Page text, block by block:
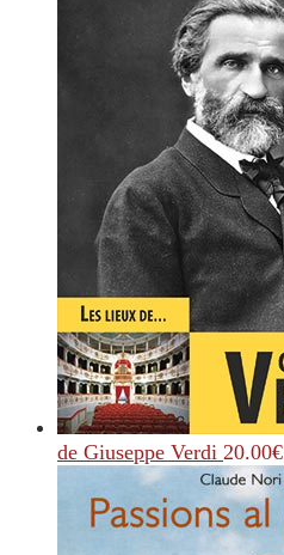
de Giuseppe Verdi 20.00€